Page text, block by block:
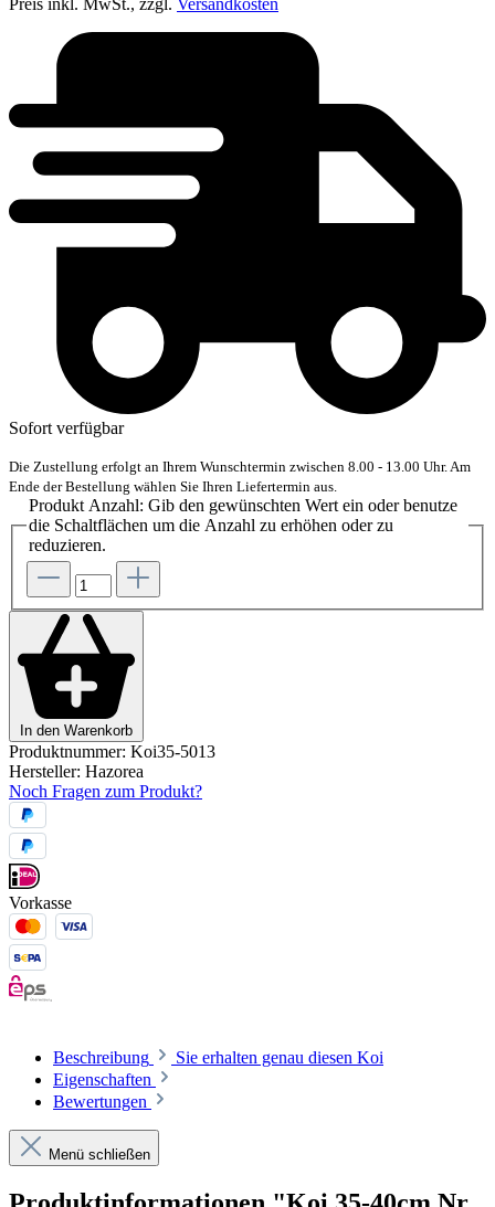
Preis inkl. MwSt., zzgl. Versandkosten
Sofort verfügbar
Die Zustellung erfolgt an Ihrem Wunschtermin zwischen 8.00 - 13.00 Uhr. Am
Ende der Bestellung wählen Sie Ihren Liefertermin aus.
Produkt Anzahl: Gib den gewünschten Wert ein oder benutze
die Schaltflächen um die Anzahl zu erhöhen oder zu
reduzieren.
In den Warenkorb
Produktnummer: Koi35-5013
Hersteller: Hazorea
Noch Fragen zum Produkt?
Vorkasse
Beschreibung
Sie erhalten genau diesen Koi
Eigenschaften
Bewertungen
Menü schließen